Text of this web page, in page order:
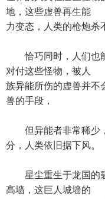
地，这些虚兽再生能
力变态，人类的枪炮杀
恰巧同时，人们也能
对付这些怪物，被人
族异能所伤的虚兽并不
兽的手段，
但异能者非常稀少，
分，人类依旧据下风。
星尘重生于龙国的碧
高墙，这巨人城墙的